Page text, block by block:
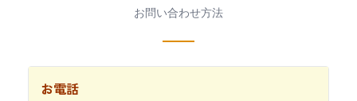
お問い合わせ方法
お電話